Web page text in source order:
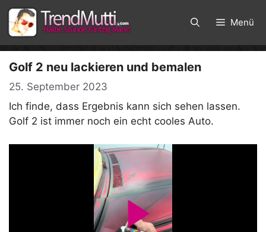
Zum
Inhalt
springen
Menü
Golf 2 neu lackieren und bemalen
25. September 2023
Ich finde, dass Ergebnis kann sich sehen lassen.
Golf 2 ist immer noch ein echt cooles Auto.